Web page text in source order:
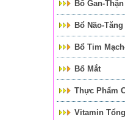
Bổ Gan-Thận
Bổ Não-
Bổ Tim
Bổ Mắt
Thực Phẩm
Vitamin